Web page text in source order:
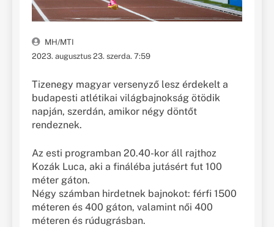
MH/MTI
2023. augusztus 23. szerda. 7:59
Tizenegy magyar versenyző lesz érdekelt a
budapesti atlétikai világbajnokság ötödik
napján, szerdán, amikor négy döntőt
rendeznek.
Az esti programban 20.40-kor áll rajthoz
Kozák Luca, aki a fináléba jutásért fut 100
méter gáton.
Négy számban hirdetnek bajnokot: férfi 1500
méteren és 400 gáton, valamint női 400
méteren és rúdugrásban.